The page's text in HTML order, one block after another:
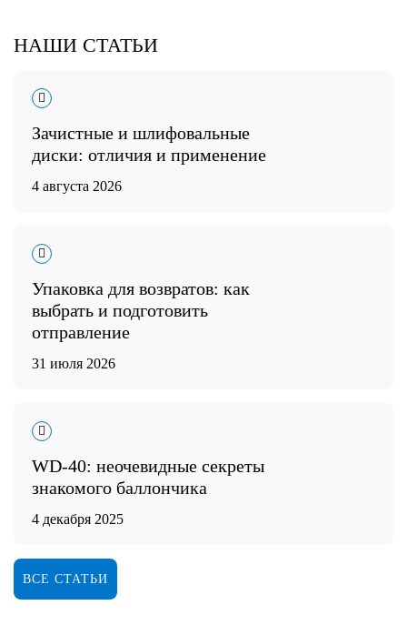
НАШИ СТАТЬИ
Зачистные и шлифовальные
диски: отличия и применение
4 августа 2026
Упаковка для возвратов: как
выбрать и подготовить
отправление
31 июля 2026
WD-40: неочевидные секреты
знакомого баллончика
4 декабря 2025
ВСЕ СТАТЬИ